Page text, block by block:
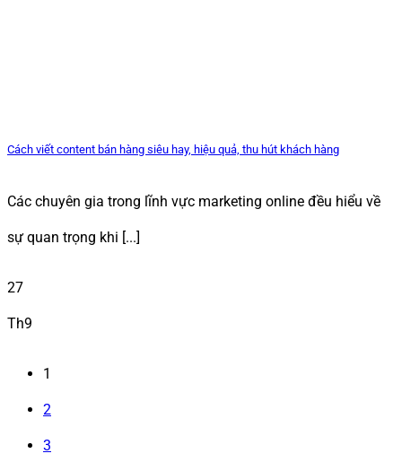
Cách viết content bán hàng siêu hay, hiệu quả, thu hút khách hàng
Các chuyên gia trong lĩnh vực marketing online đều hiểu về
sự quan trọng khi [...]
27
Th9
1
2
3